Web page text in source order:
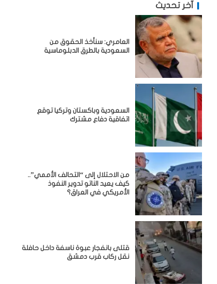
آخر تحديث
العامري: سنأخذ الحقوق من
السعودية بالطرق الدبلوماسية
السعودية وباكستان وتركيا توقع
اتفاقية دفاع مشترك
من الاحتلال إلى “التحالف الأممي”..
كيف يعيد الناتو تدوير النفوذ
الأمريكي في العراق؟
قتلى بانفجار عبوة ناسفة داخل حافلة
نقل ركاب قرب دمشق